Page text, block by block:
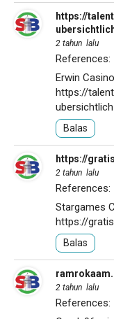
https://
2 tahun lalu
References:
Erwin
https://
Balas
https://
2 tahun lalu
References:
Stargames
https://
Balas
2 tahun lalu
References: